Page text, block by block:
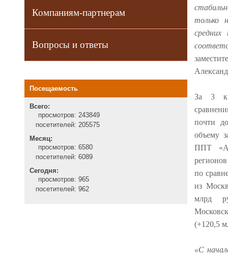
Компаниям-партнерам
Вопросы и ответы
Посещаемость
Всего:
просмотров: 243849
посетителей: 205575
Месяц:
просмотров: 6580
посетителей: 6089
Сегодня:
просмотров: 965
посетителей: 962
только
За 3
почти
объему
ППТ
по
из
млрд
(+120,5
«С